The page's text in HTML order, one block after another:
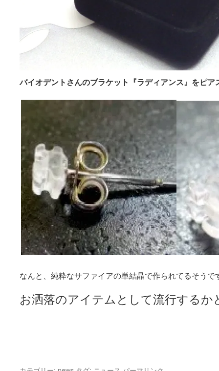
バイオデントさんのブラケット『ラディアンス』をピア
なんと、純粋なサファイアの単結晶で作られてるそうで
お洒落のアイテムとして流行する